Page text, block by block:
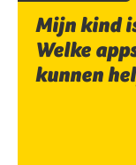
Mijn kind
Welke
kunnen